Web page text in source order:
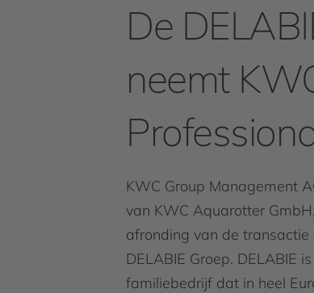
De
neemt
KWC Group Management
van KWC Aquarotter
afronding van de transactie
DELABIE Groep. DELABIE
familiebedrijf dat in heel